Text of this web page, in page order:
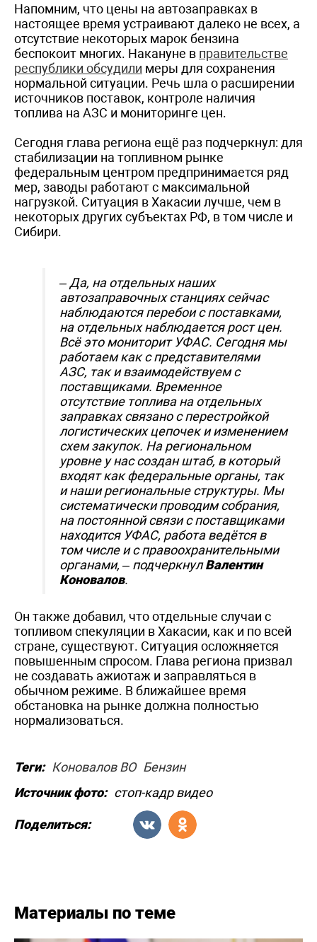
Напомним, что цены на автозаправках в
настоящее время устраивают далеко не всех, а
отсутствие некоторых марок бензина
беспокоит многих. Накануне в правительстве
республики обсудили меры для сохранения
нормальной ситуации. Речь шла о расширении
источников поставок, контроле наличия
топлива на АЗС и мониторинге цен.
Сегодня глава региона ещё раз подчеркнул: для
стабилизации на топливном рынке
федеральным центром предпринимается ряд
мер, заводы работают с максимальной
нагрузкой. Ситуация в Хакасии лучше, чем в
некоторых других субъектах РФ, в том числе и
Сибири.
– Да, на отдельных наших
автозаправочных станциях сейчас
наблюдаются перебои с поставками,
на отдельных наблюдается рост цен.
Всё это мониторит УФАС. Сегодня мы
работаем как с представителями
АЗС, так и взаимодействуем с
поставщиками. Временное
отсутствие топлива на отдельных
заправках связано с перестройкой
логистических цепочек и изменением
схем закупок. На региональном
уровне у нас создан штаб, в который
входят как федеральные органы, так
и наши региональные структуры. Мы
систематически проводим собрания,
на постоянной связи с поставщиками
находится УФАС, работа ведётся в
том числе и с правоохранительными
органами, – подчеркнулВалентин
Коновалов.
Он также добавил, что отдельные случаи с
топливом спекуляции в Хакасии, как и по всей
стране, существуют. Ситуация осложняется
повышенным спросом. Глава региона призвал
не создавать ажиотаж и заправляться в
обычном режиме. В ближайшее время
обстановка на рынке должна полностью
нормализоваться.
Теги: Коновалов ВО Бензин
Источник фото: стоп-кадр видео
Поделиться:
Материалы по теме